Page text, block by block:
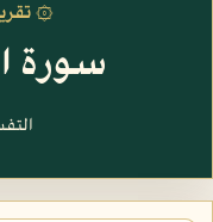
۞
سورة